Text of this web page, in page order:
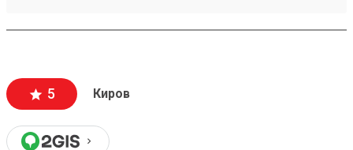
упаковки и сохранность груза были на высоте.
5 Киров